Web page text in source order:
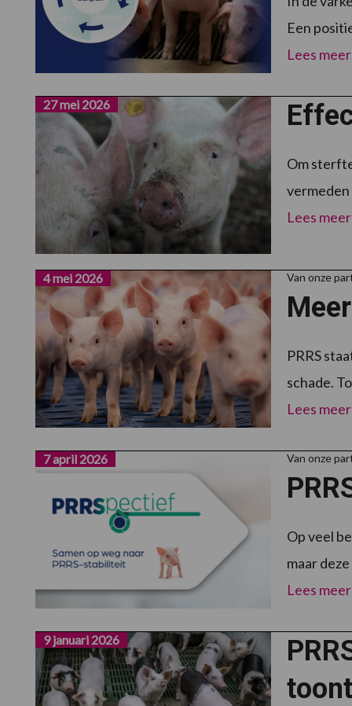
Een
Lees meer
27 mei 2026
Om
vermeden
Lees meer
Van onze
4 mei 2026
PRRS
schade.
Lees meer
Van onze
7 april 2026
Op veel
maar
Lees meer
9 januari 2026